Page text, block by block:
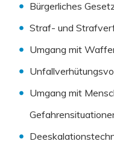
Bürgerliches
Straf- und
Umgang mit
Umgang mit